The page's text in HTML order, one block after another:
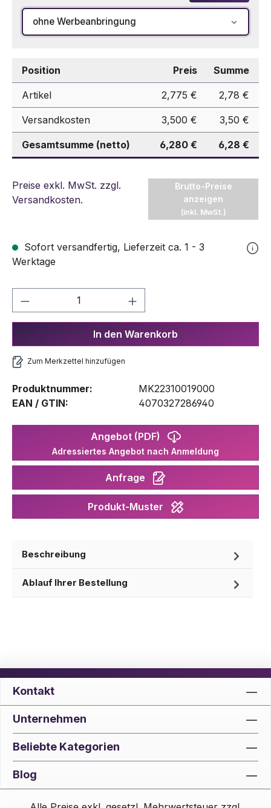
ohne Werbeanbringung
Position Preis Summe
Artikel 2,775 € 2,78 €
Versandkosten 3,500 € 3,50 €
Gesamtsumme (netto) 6,280 € 6,28 €
Preise exkl. MwSt. zzgl.
Versandkosten.
Brutto-Preise
anzeigen
(inkl. MwSt.)
Sofort versandfertig, Lieferzeit ca. 1 - 3
Werktage
Produkt Anzahl: Gib den
In den Warenkorb
Zum Merkzettel hinzufügen
Produktnummer:
MK22310019000
EAN / GTIN:
4070327286940
Angebot (PDF)
Adressiertes Angebot nach Anmeldung
Anfrage
Produkt-Muster
Beschreibung
Ablauf Ihrer Bestellung
Kontakt
Unternehmen
Beliebte Kategorien
Blog